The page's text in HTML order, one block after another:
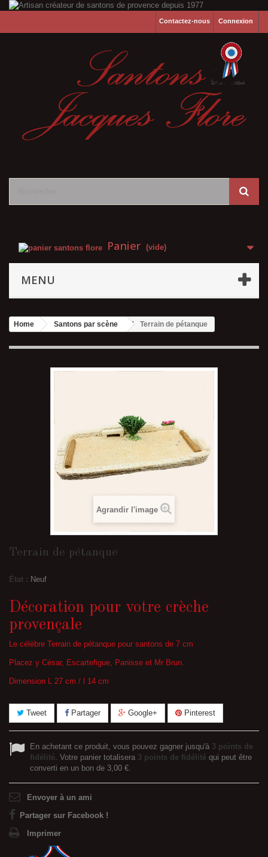
Connexion
Contactez-nous
Panier (vide)
MENU
Home Santons par scène Terrain de pétanque
Agrandir l'image
Terrain de pétanque
État : Neuf
Décoration pour votre crèche
provençale
Le célèbre Terrain de pétanque pour santons de 7 cm
Placez y César, Escartefigue, Panisse et Mr Brun.
Dimension L 27 cm / l 14 cm
Tweet Partager Google+ Pinterest
En achetant ce produit, vous pouvez gagner jusqu'à 3 points de
fidélité. Votre panier totalisera 3 points de fidélité qui peut être
converti en un bon de 3,00 €.
Envoyer à un ami
Partager sur Facebook !
Imprimer